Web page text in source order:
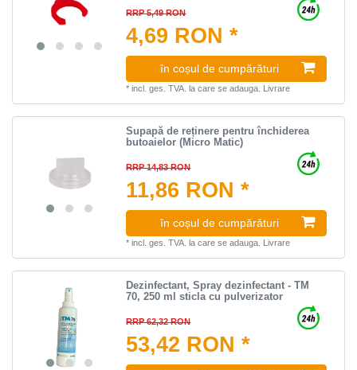
RRP 5,49 RON
4,69 RON *
în coșul de cumpărături
*incl. ges. TVA. la care se adauga. Livrare
Supapă de reținere pentru închiderea
butoaielor (Micro Matic)
RRP 14,83 RON
11,86 RON *
în coșul de cumpărături
*incl. ges. TVA. la care se adauga. Livrare
Dezinfectant, Spray dezinfectant - TM
70, 250 ml sticla cu pulverizator
RRP 62,32 RON
53,42 RON *